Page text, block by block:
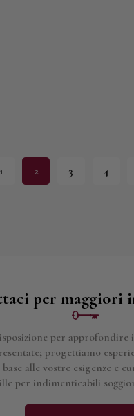
1 2 3 4
per maggiori
per
progettiamo
alle vostre esigenze e
per indimenticabili